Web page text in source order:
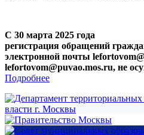
С 30 марта 2025 года
регистрация обращений
электронной почты
lefortovom@puvao.mos.ru, не
Подробнее